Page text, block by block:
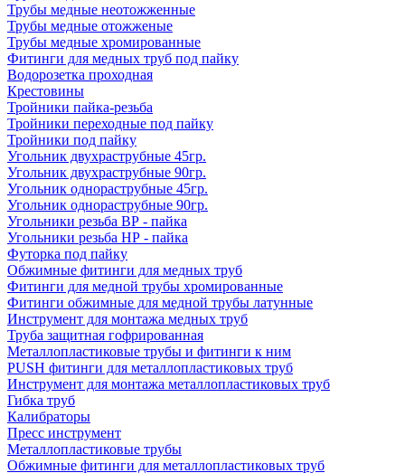
Трубы медные неотожженные
Трубы медные отожженые
Трубы медные хромированные
Фитинги для медных труб под пайку
Водорозетка проходная
Крестовины
Тройники пайка-резьба
Тройники переходные под пайку
Тройники под пайку
Угольник двухраструбные 45гр.
Угольник двухраструбные 90гр.
Угольник однораструбные 45гр.
Угольник однораструбные 90гр.
Угольники резьба ВР - пайка
Угольники резьба НР - пайка
Футорка под пайку
Обжимные фитинги для медных труб
Фитинги для медной трубы хромированные
Фитинги обжимные для медной трубы латунные
Инструмент для монтажа медных труб
Труба защитная гофрированная
Металлопластиковые трубы и фитинги к ним
PUSH фитинги для металлопластиковых труб
Инструмент для монтажа металлопластиковых труб
Гибка труб
Калибраторы
Пресс инструмент
Металлопластиковые трубы
Обжимные фитинги для металлопластиковых труб